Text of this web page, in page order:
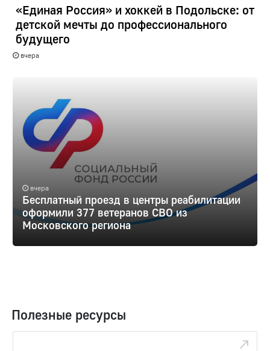
«Единая Россия» и хоккей в Подольске: от
детской мечты до профессионального
будущего
вчера
вчера
Бесплатный проезд в центры реабилитации
оформили 377 ветеранов СВО из
Московского региона
Полезные ресурсы